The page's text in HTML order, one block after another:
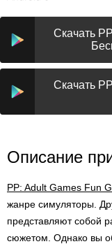
Скачать
Скачать
Описание
PP: Adult Games Fun
жанре симуляторы.
представляют собой
сюжетом. Однако вы